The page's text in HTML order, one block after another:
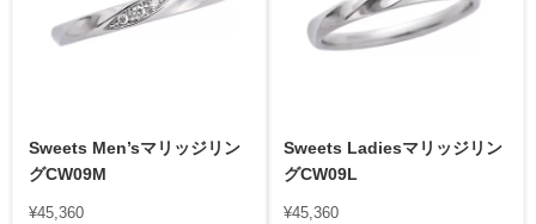
Sweets Men’sマリッジリン
グCW09M
¥45,360
Sweets Ladiesマリッジリン
グCW09L
¥45,360